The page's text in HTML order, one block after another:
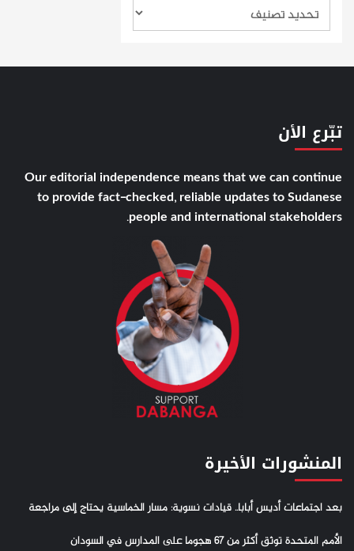
تبّرع الأن
Our editorial independence means that we can continue
to provide fact-checked, reliable updates to Sudanese
people and international stakeholders.
المنشورات الأخيرة
بعد اجتماعات أديس أبابا.. قيادات نسوية: مسار الخماسية يحتاج إلى مراجعة
الأمم المتحدة توثق أكثر من 67 هجوما على المدارس في السودان